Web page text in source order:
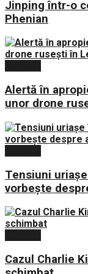
Jinping într-o
Phenian
Alertă în
unor drone
Tensiuni
vorbește
Cazul Charlie